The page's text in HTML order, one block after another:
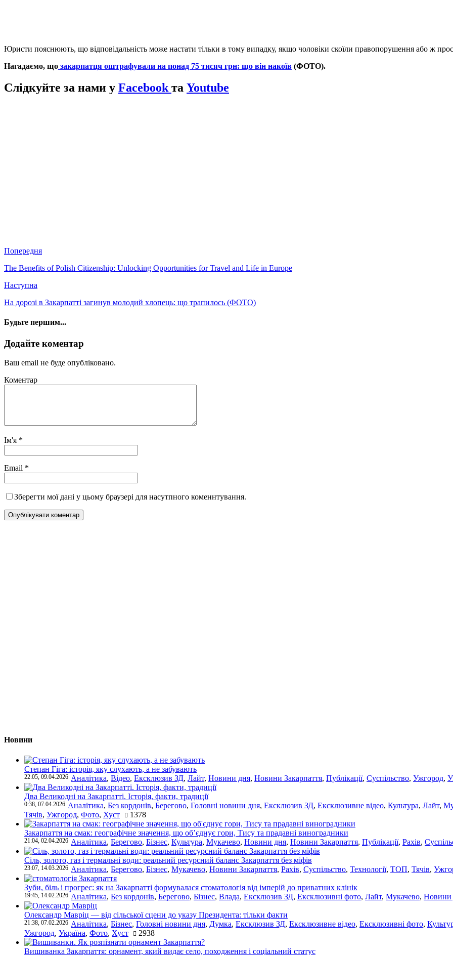
Юристи пояснюють, що відповідальність може настати тільки в тому випадку, якщо чоловіки скоїли правопорушення або ж
Нагадаємо, що закарпатця оштрафували на понад 75 тисяч грн: що він накоїв (ФОТО).
Слідкуйте за нами у Facebook та Youtube
Попередня
The Benefits of Polish Citizenship: Unlocking Opportunities for Travel and Life in Europe
Наступна
На дорозі в Закарпатті загинув молодий хлопець: що трапилось (ФОТО)
Будьте першим...
Додайте коментар
Ваш email не буде опубліковано.
Коментар
Ім'я *
Email *
Зберегти мої дані у цьому браузері для насутпного коменнтування.
Новини
Степан Гіга: історія, яку слухають, а не забувають
22:05, 09.04.2026 Аналітика, Відео, Ексклюзив ЗД, Лайт, Новини дня, Новини Закарпаття, Публікації, Суспільство, Ужгород,
Два Великодні на Закарпатті. Історія, факти, традиції
0:38, 07.04.2026 Аналітика, Без кордонів, Берегово, Головні новини дня, Ексклюзив ЗД, Ексклюзивне відео, Культура, Лайт,
Тячів, Ужгород, Фото, Хуст 1378
Закарпаття на смак: географічне значення, що об’єднує гори, Тису та прадавні виноградники
21:04, 02.04.2026 Аналітика, Берегово, Бізнес, Культура, Мукачево, Новини дня, Новини Закарпаття, Публікації, Рахів,
Сіль, золото, газ і термальні води: реальний ресурсний баланс Закарпаття без міфів
23:07, 14.03.2026 Аналітика, Берегово, Бізнес, Мукачево, Новини Закарпаття, Рахів, Суспільство, Технології, ТОП, Тячів,
Зуби, біль і прогрес: як на Закарпатті формувалася стоматологія від імперій до приватних клінік
19:45, 14.02.2026 Аналітика, Без кордонів, Берегово, Бізнес, Влада, Ексклюзив ЗД, Ексклюзивні фото, Лайт, Мукачево, Новини
Олександр Мавріц — від сільської сцени до указу Президента: тільки факти
21:38, 07.02.2026 Аналітика, Бізнес, Головні новини дня, Думка, Ексклюзив ЗД, Ексклюзивне відео, Ексклюзивні фото,
Ужгород, Україна, Фото, Хуст 2938
Вишиванка Закарпаття: орнамент, який видає село, походження і соціальний статус